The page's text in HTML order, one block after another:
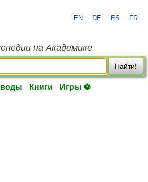
EN DE ES FR
на Академике
Найти!
Книги Игры ⚽